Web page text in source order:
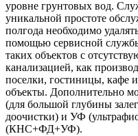
уровне грунтовых вод.
уникальной простоте
полгода необходимо
помощью сервисной
таких объектов с
канализацией, как
поселки, гостиницы, кафе
объекты. Дополнительно
(для большой глубины
доочистки) и УФ
(КНС+ФД+УФ).